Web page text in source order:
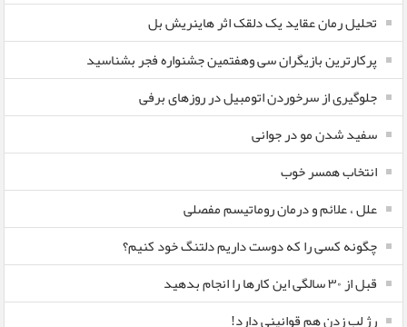
تحلیل رمان عقاید یک دلقک اثر هاینریش بل
پرکارترین بازیگران سی وهفتمین جشنواره فجر بشناسید
جلوگیری از سرخوردن اتومبیل در روزهای برفی
سفید شدن مو در جوانی
انتخاب همسر خوب
علل ، علائم و درمان روماتیسم مفصلی
چگونه کسی را که دوست داریم دلتنگ خود کنیم؟
قبل از ۳۰ سالگی این کارها را انجام بدهید
رژ لب زدن هم قوانینی دارد!